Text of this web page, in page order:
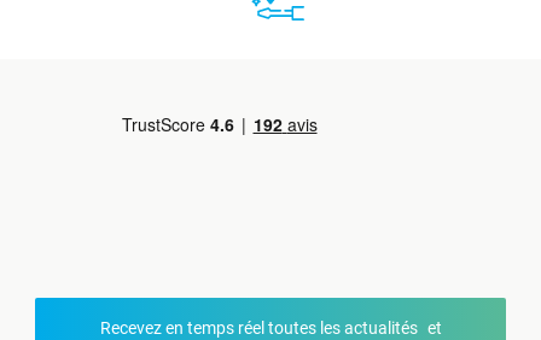
Recevez en temps réel toutes les actualités et